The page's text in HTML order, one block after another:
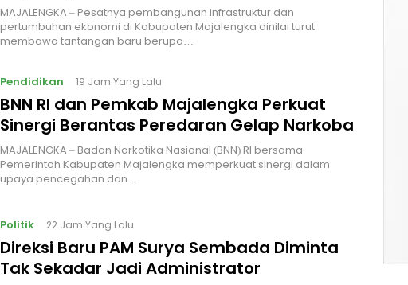
MAJALENGKA – Pesatnya pembangunan infrastruktur dan
pertumbuhan ekonomi di Kabupaten Majalengka dinilai turut
membawa tantangan baru berupa…
Pendidikan 19 Jam Yang Lalu
BNN RI dan Pemkab Majalengka Perkuat
Sinergi Berantas Peredaran Gelap Narkoba
MAJALENGKA – Badan Narkotika Nasional (BNN) RI bersama
Pemerintah Kabupaten Majalengka memperkuat sinergi dalam
upaya pencegahan dan…
Politik 22 Jam Yang Lalu
Direksi Baru PAM Surya Sembada Diminta
Tak Sekadar Jadi Administrator